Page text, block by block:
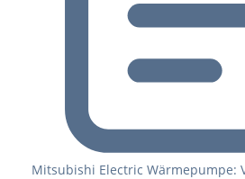
Mitsubishi Electric Wärmepumpe: